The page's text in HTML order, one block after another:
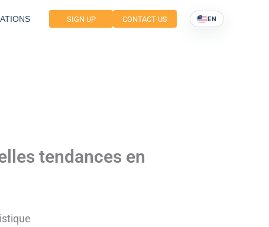
SIGN UP CONTACT US EN
tendances en